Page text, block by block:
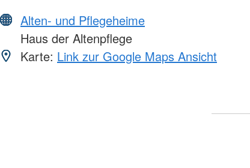
Alten- und Pflegeheime
Haus der Altenpflege
Karte: Link zur Google Maps Ansicht